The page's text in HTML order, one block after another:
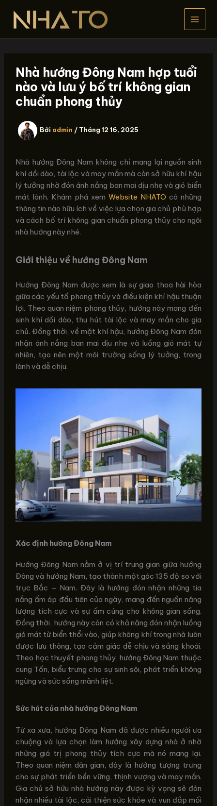
dung
Nhà hướng Đông Nam hợp tuổi
nào và lưu ý bố trí không gian
chuẩn phong thủy
Bởi admin / Tháng 12 16, 2025
Nhà hướng Đông Nam không chỉ mang lại nguồn sinh
khí dồi dào, tài lộc và may mắn mà còn sở hữu khí hậu
lý tưởng nhờ đón ánh nắng ban mai dịu nhẹ và gió biển
mát lành. Khám phá xem Website NHATO có những
thông tin nào hữu ích về việc lựa chọn gia chủ phù hợp
và cách bố trí không gian chuẩn phong thủy cho ngôi
nhà hướng này nhé.
Giới thiệu về hướng Đông Nam
Hướng Đông Nam được xem là sự giao thoa hài hòa
giữa các yếu tố phong thủy và điều kiện khí hậu thuận
lợi. Theo quan niệm phong thủy, hướng này mang đến
sinh khí dồi dào, thu hút tài lộc và may mắn cho gia
chủ. Đồng thời, về mặt khí hậu, hướng Đông Nam đón
nhận ánh nắng ban mai dịu nhẹ và luồng gió mát tự
nhiên, tạo nên một môi trường sống lý tưởng, trong
lành và dễ chịu.
Xác định hướng Đông Nam
Hướng Đông Nam nằm ở vị trí trung gian giữa hướng
Đông và hướng Nam, tạo thành một góc 135 độ so với
trục Bắc – Nam. Đây là hướng đón nhận những tia
nắng ấm áp đầu tiên của ngày, mang đến nguồn năng
lượng tích cực và sự ấm cúng cho không gian sống.
Đồng thời, hướng này còn có khả năng đón nhận luồng
gió mát từ biển thổi vào, giúp không khí trong nhà luôn
được lưu thông, tạo cảm giác dễ chịu và sảng khoái.
Theo học thuyết phong thủy, hướng Đông Nam thuộc
cung Tốn, biểu trưng cho sự sinh sôi, phát triển không
ngừng và sức sống mãnh liệt.
Sức hút của nhà hướng Đông Nam
Từ xa xưa, hướng Đông Nam đã được nhiều người ưa
chuộng và lựa chọn làm hướng xây dựng nhà ở nhờ
những giá trị phong thủy tích cực mà nó mang lại.
Theo quan niệm dân gian, đây là hướng tượng trưng
cho sự phát triển bền vững, thịnh vượng và may mắn.
Gia chủ sở hữu nhà hướng này được kỳ vọng sẽ đón
nhận nhiều tài lộc, cải thiện sức khỏe và vun đắp mối